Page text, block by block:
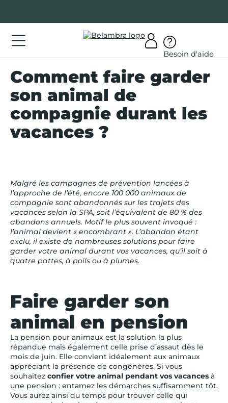
contenu
Besoin d'aide
Comment faire garder
son animal de
compagnie durant les
vacances ?
Malgré les campagnes de prévention lancées à
l’approche de l’été, encore 100 000 animaux de
compagnie sont abandonnés sur les trajets des
vacances selon la SPA, soit l’équivalent de 80 % des
abandons annuels. Motif le plus souvent invoqué :
l’animal devient « encombrant ». L’abandon étant
exclu, il existe de nombreuses solutions pour faire
garder votre animal durant vos vacances, qu’il soit à
quatre pattes, à poils ou à plumes.
Faire garder son
animal en pension
La pension pour animaux est la solution la plus
répandue mais également celle prise d’assaut dès le
mois de juin. Elle convient idéalement aux animaux
appréciant la présence de congénères. Si vous
souhaitez confier votre animal pendant vos vacances à
une pension : entamez les démarches suffisamment tôt.
Vous aurez ainsi du temps pour trouver celle qui